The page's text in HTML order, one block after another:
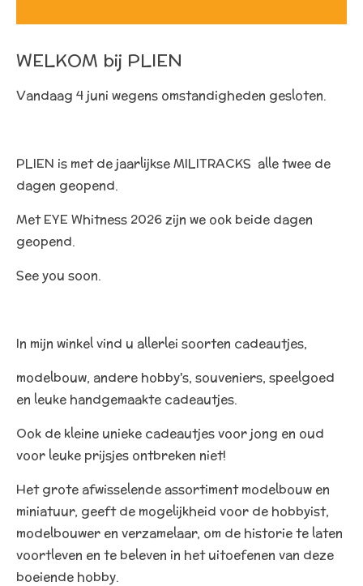
WELKOM bij PLIEN
Vandaag 4 juni wegens omstandigheden gesloten.
PLIEN is met de jaarlijkse MILITRACKS alle twee de
dagen geopend.
Met EYE Whitness 2026 zijn we ook beide dagen
geopend.
See you soon.
In mijn winkel vind u allerlei soorten cadeautjes,
modelbouw, andere hobby's, souveniers, speelgoed
en leuke handgemaakte cadeautjes.
Ook de kleine unieke cadeautjes voor jong en oud
voor leuke prijsjes ontbreken niet!
Het grote afwisselende assortiment modelbouw en
miniatuur, geeft de mogelijkheid voor de hobbyist,
modelbouwer en verzamelaar, om de historie te laten
voortleven en te beleven in het uitoefenen van deze
boeiende hobby.